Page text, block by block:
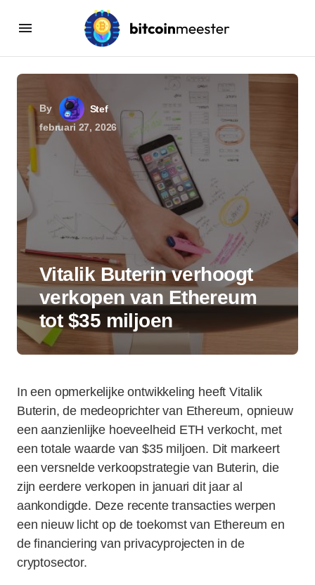
By
Stef
februari 27, 2026
Vitalik Buterin verhoogt
verkopen van Ethereum
tot $35 miljoen
In een opmerkelijke ontwikkeling heeft Vitalik
Buterin, de medeoprichter van Ethereum, opnieuw
een aanzienlijke hoeveelheid ETH verkocht, met
een totale waarde van $35 miljoen. Dit markeert
een versnelde verkoopstrategie van Buterin, die
zijn eerdere verkopen in januari dit jaar al
aankondigde. Deze recente transacties werpen
een nieuw licht op de toekomst van Ethereum en
de financiering van privacyprojecten in de
cryptosector.